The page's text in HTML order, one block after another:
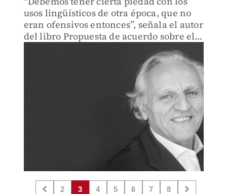
usos lingüísticos de otra época, que no
eran ofensivos entonces”, señala el autor
del libro Propuesta de acuerdo sobre el
2 3 4 5 6 7 8